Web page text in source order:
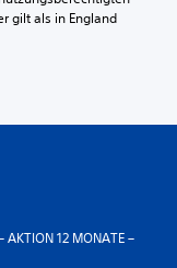
gilt als in England
AKTION 12 MONATE –